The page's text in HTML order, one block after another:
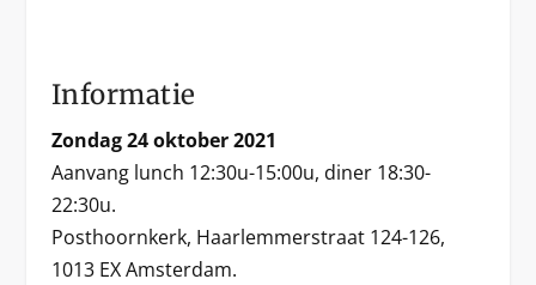
Informatie
Zondag 24 oktober 2021
Aanvang lunch 12:30u-15:00u, diner 18:30-
22:30u.
Posthoornkerk, Haarlemmerstraat 124-126,
1013 EX Amsterdam.